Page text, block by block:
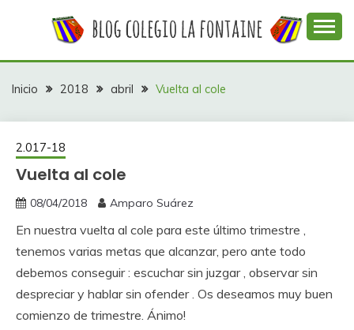
COLEGIO LA
FONTAINE
colegio La Fontaine
Inicio 2018 abril Vuelta al cole
2.017-18
Vuelta al cole
08/04/2018 Amparo Suárez
En nuestra vuelta al cole para este último trimestre ,
tenemos varias metas que alcanzar, pero ante todo
debemos conseguir : escuchar sin juzgar , observar sin
despreciar y hablar sin ofender . Os deseamos muy buen
comienzo de trimestre. Ánimo!